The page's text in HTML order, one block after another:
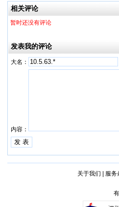
相关评论
暂时还没有评论
发表我的评论
大名：
内容：
关于我们 服务